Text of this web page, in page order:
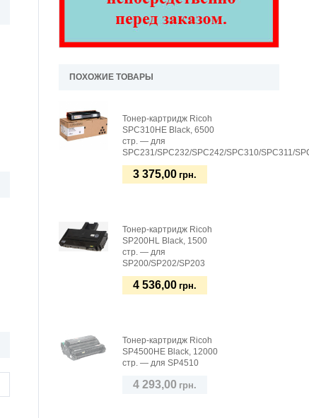
ПОХОЖИЕ ТОВАРЫ
Тонер-картридж Ricoh
SPC310HE Black, 6500
стр. — для
SPC231/SPC232/SPC242/SPC310/SPC311/
3 375,00 грн.
Тонер-картридж Ricoh
SP200HL Black, 1500
стр. — для
SP200/SP202/SP203
4 536,00 грн.
Тонер-картридж Ricoh
SP4500HE Black, 12000
стр. — для SP4510
4 293,00 грн.